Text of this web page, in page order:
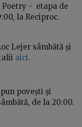
Poetry - etapa de
la Reciproc.
Lejer sâmbătă și
aici.
povești și
de la 20:00.